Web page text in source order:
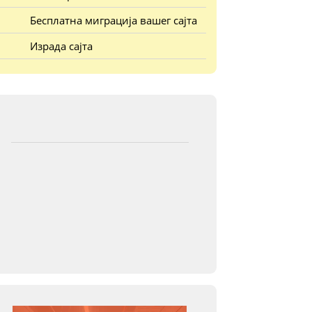
Бесплатна миграција вашег сајта
Израда сајта